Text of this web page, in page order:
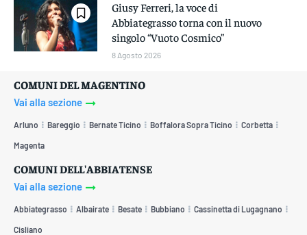
Giusy Ferreri, la voce di
Abbiategrasso torna con il nuovo
singolo “Vuoto Cosmico”
8 Agosto 2026
COMUNI DEL MAGENTINO
Vai alla sezione
Arluno Bareggio Bernate Ticino Boffalora Sopra Ticino Corbetta
Magenta
COMUNI DELL'ABBIATENSE
Vai alla sezione
Abbiategrasso Albairate Besate Bubbiano Cassinetta di Lugagnano
Cisliano